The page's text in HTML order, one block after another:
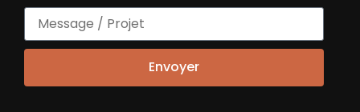
Isabelle SANTENAC
AdministratriceEnvoyer